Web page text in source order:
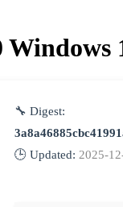
🔧 Digest:
🕒 Updated: 2025-